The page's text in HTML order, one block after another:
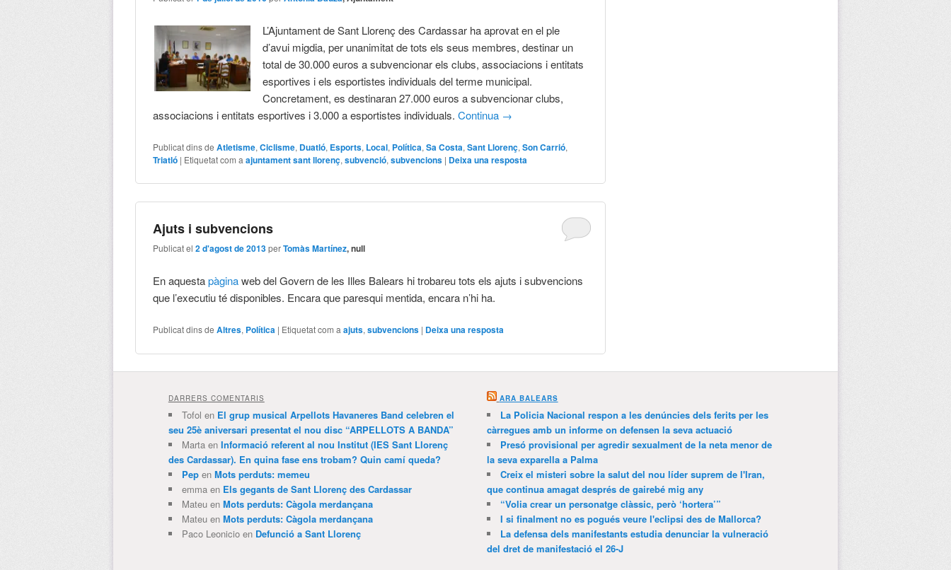
L’Ajuntament de Sant Llorenç des Cardassar ha aprovat en el ple
d’avui migdia, per unanimitat de tots els seus membres, destinar un
total de 30.000 euros a subvencionar els clubs, associacions i entitats
esportives i els esportistes individuals del terme municipal.
Concretament, es destinaran 27.000 euros a subvencionar clubs,
associacions i entitats esportives i 3.000 a esportistes individuals.Continua →
Publicat dins de Atletisme,Ciclisme, Duatló, Esports, Local, Política,Sa Costa,Sant Llorenç,Son Carrió,
Triatló | Etiquetat com a ajuntament sant llorenç,subvenció,subvencions | Deixa una resposta
Ajuts i subvencions
Publicat el2 d'agost de 2013perTomàs Martínez, null
En aquestapàginaweb del Govern de les Illes Balears hi trobareu tots els ajuts i subvencions
que l’executiu té disponibles. Encara que paresqui mentida, encara n’hi ha.
Publicat dins de Altres, Política | Etiquetat com a ajuts,subvencions | Deixa una resposta
DARRERS COMENTARIS
Tofol en El grup musical Arpellots Havaneres Band celebren el
seu 25è aniversari presentat el nou disc “ARPELLOTS A BANDA”
Martaen Informació referent al nou Institut (IES Sant Llorenç
des Cardassar). En quina fase ens trobam? Quin camí queda?
Pepen Mots perduts: memeu
emmaen Els gegants de Sant Llorenç des Cardassar
Mateuen Mots perduts: Càgola merdançana
Mateuen Mots perduts: Càgola merdançana
Paco Leonicioen Defunció a Sant Llorenç
ARA BALEARS
La Policia Nacional respon a les denúncies dels ferits per les
càrregues amb un informe on defensen la seva actuació
Presó provisional per agredir sexualment de la neta menor de
la seva exparella a Palma
Creix el misteri sobre la salut del nou líder suprem de l'Iran,
que continua amagat després de gairebé mig any
“Volia crear un personatge clàssic, però ‘hortera’”
I si finalment no es pogués veure l'eclipsi des de Mallorca?
La defensa dels manifestants estudia denunciar la vulneració
del dret de manifestació el 26-J